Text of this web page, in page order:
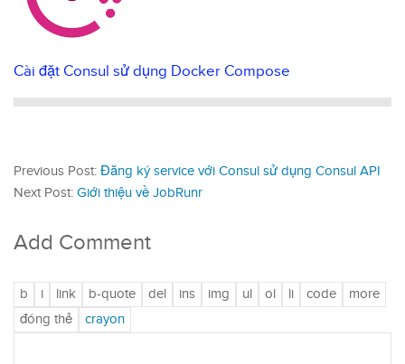
Cài đặt Consul sử dụng Docker Compose
Previous Post: Đăng ký service với Consul sử dụng Consul API
Next Post: Giới thiệu về JobRunr
Add Comment